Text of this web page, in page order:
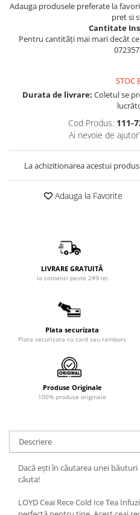
Adauga produsele preferate la
pret si
Cantitate
Pentru cantități mai mari decât
STOC
Durata de livrare: Coletul se
Cod Produs: 111-
Ai nevoie de
La achizitionarea acestui
Adauga la Favorite
LIVRARE GRATUITĂ
la comenzi peste 249 lei
Plata securizata
Plata securizata cu card sau ramburs
Produse Originale
100% produse originale
Descriere
Dacă ești în căutarea unei
căuta!
LOYD Ceai Rece Cold Ice Tea